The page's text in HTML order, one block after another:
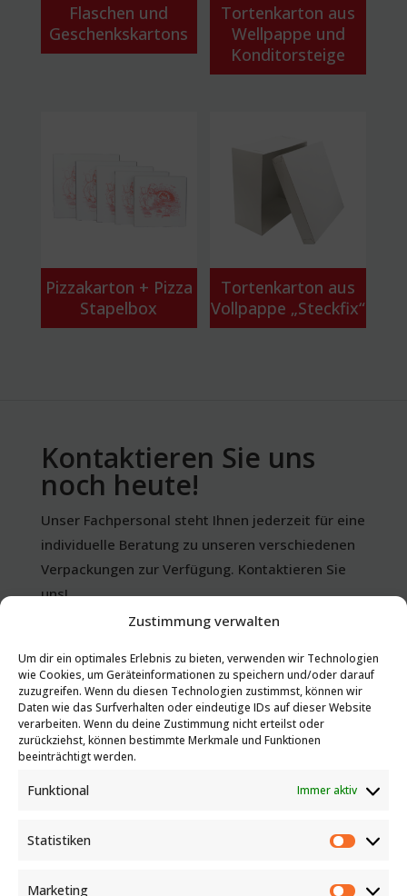
Zustimmung verwalten
Um dir ein optimales Erlebnis zu bieten, verwenden wir Technologien
wie Cookies, um Geräteinformationen zu speichern und/oder darauf
zuzugreifen. Wenn du diesen Technologien zustimmst, können wir
Daten wie das Surfverhalten oder eindeutige IDs auf dieser Website
verarbeiten. Wenn du deine Zustimmung nicht erteilst oder
zurückziehst, können bestimmte Merkmale und Funktionen
beeinträchtigt werden.
Funktional Immer aktiv
Statistiken
Marketing
Flaschen und
Geschenkskartons
Tortenkarton aus
Wellpappe und
Konditorsteige
Pizzakarton + Pizza
Stapelbox
Tortenkarton aus
Vollpappe „Steckfix“
Kontaktieren Sie uns
noch heute!
Unser Fachpersonal steht Ihnen jederzeit für eine
individuelle Beratung zu unseren verschiedenen
Verpackungen zur Verfügung. Kontaktieren Sie
uns!
+43 (0)732 65 12 71 - 0
E-Mail